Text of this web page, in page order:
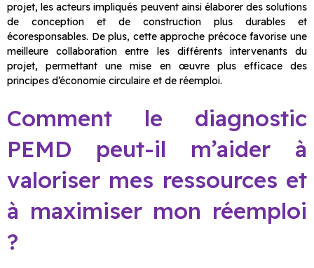
projet, les acteurs impliqués peuvent ainsi élaborer des solutions
de conception et de construction plus durables et
écoresponsables. De plus, cette approche précoce favorise une
meilleure collaboration entre les différents intervenants du
projet, permettant une mise en œuvre plus efficace des
principes d’économie circulaire et de réemploi.
Comment le diagnostic
PEMD peut-il m’aider à
valoriser mes ressources et
à maximiser mon réemploi
?